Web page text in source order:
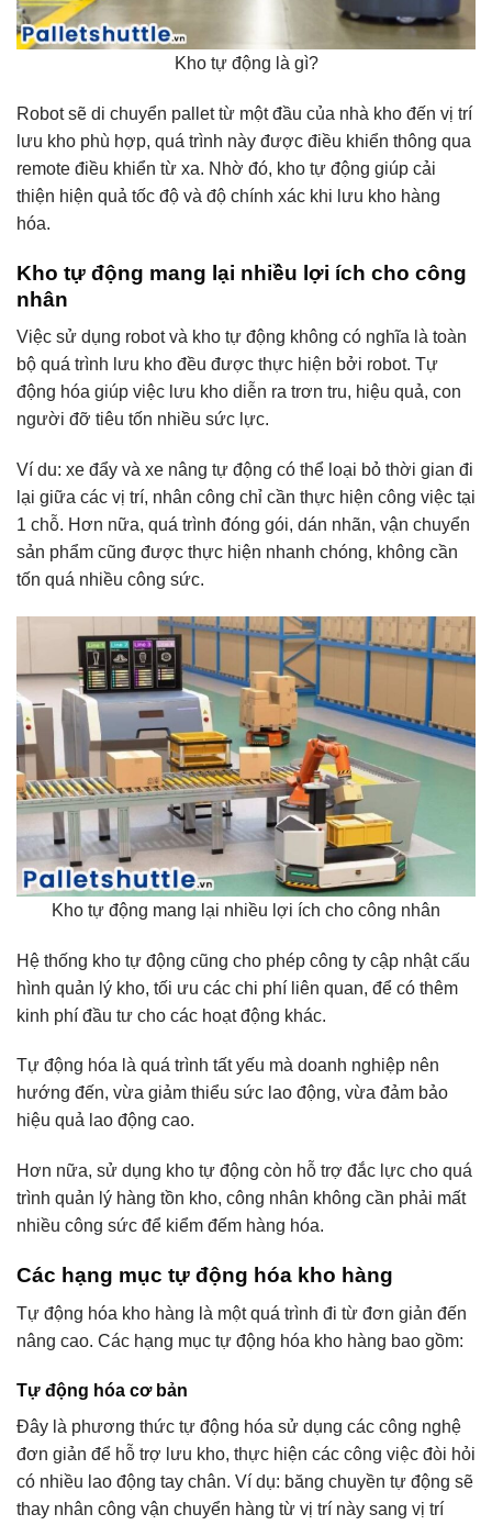
Kho tự động là gì?
Robot sẽ di chuyển pallet từ một đầu của nhà kho đến vị trí
lưu kho phù hợp, quá trình này được điều khiển thông qua
remote điều khiển từ xa. Nhờ đó, kho tự động giúp cải
thiện hiện quả tốc độ và độ chính xác khi lưu kho hàng
hóa.
Kho tự động mang lại nhiều lợi ích cho công
nhân
Việc sử dụng robot và kho tự động không có nghĩa là toàn
bộ quá trình lưu kho đều được thực hiện bởi robot. Tự
động hóa giúp việc lưu kho diễn ra trơn tru, hiệu quả, con
người đỡ tiêu tốn nhiều sức lực.
Ví du: xe đẩy và xe nâng tự động có thể loại bỏ thời gian đi
lại giữa các vị trí, nhân công chỉ cần thực hiện công việc tại
1 chỗ. Hơn nữa, quá trình đóng gói, dán nhãn, vận chuyển
sản phẩm cũng được thực hiện nhanh chóng, không cần
tốn quá nhiều công sức.
Kho tự động mang lại nhiều lợi ích cho công nhân
Hệ thống kho tự động cũng cho phép công ty cập nhật cấu
hình quản lý kho, tối ưu các chi phí liên quan, để có thêm
kinh phí đầu tư cho các hoạt động khác.
Tự động hóa là quá trình tất yếu mà doanh nghiệp nên
hướng đến, vừa giảm thiểu sức lao động, vừa đảm bảo
hiệu quả lao động cao.
Hơn nữa, sử dụng kho tự động còn hỗ trợ đắc lực cho quá
trình quản lý hàng tồn kho, công nhân không cần phải mất
nhiều công sức để kiểm đếm hàng hóa.
Các hạng mục tự động hóa kho hàng
Tự động hóa kho hàng là một quá trình đi từ đơn giản đến
nâng cao. Các hạng mục tự động hóa kho hàng bao gồm:
Tự động hóa cơ bản
Đây là phương thức tự động hóa sử dụng các công nghệ
đơn giản để hỗ trợ lưu kho, thực hiện các công việc đòi hỏi
có nhiều lao động tay chân. Ví dụ: băng chuyền tự động sẽ
thay nhân công vận chuyển hàng từ vị trí này sang vị trí